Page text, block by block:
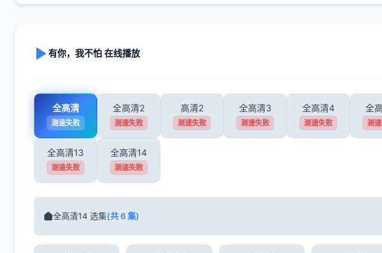
有你，我不怕 在线播放
全高清
测速失败
全高清2
测速失败
高清2
测速失败
全高清3
测速失败
全高清4
测速失败
全
测
全高清13
测速失败
全高清14
测速失败
全高清14 选集(共 6 集)